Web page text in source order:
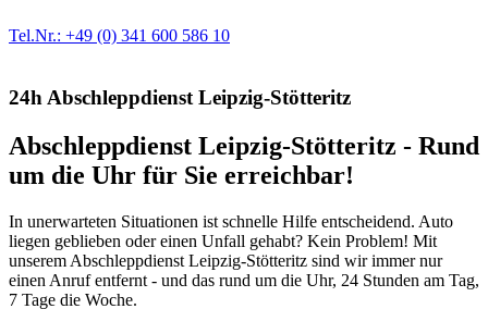
Tel.Nr.: +49 (0) 341 600 586 10
24h Abschleppdienst Leipzig-Stötteritz
Abschleppdienst Leipzig-Stötteritz - Rund
um die Uhr für Sie erreichbar!
In unerwarteten Situationen ist schnelle Hilfe entscheidend. Auto
liegen geblieben oder einen Unfall gehabt? Kein Problem! Mit
unserem Abschleppdienst Leipzig-Stötteritz sind wir immer nur
einen Anruf entfernt - und das rund um die Uhr, 24 Stunden am Tag,
7 Tage die Woche.